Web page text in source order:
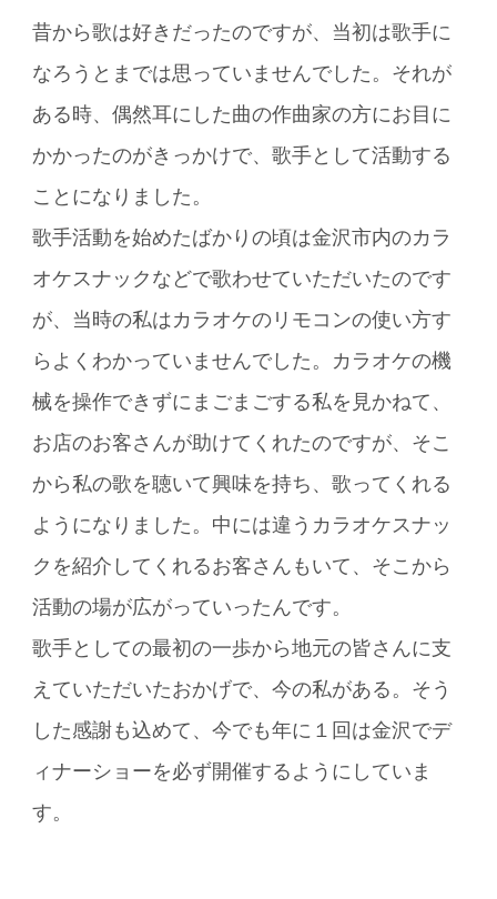
昔から歌は好きだったのですが、当初は歌手に
なろうとまでは思っていませんでした。それが
ある時、偶然耳にした曲の作曲家の方にお目に
かかったのがきっかけで、歌手として活動する
ことになりました。
歌手活動を始めたばかりの頃は金沢市内のカラ
オケスナックなどで歌わせていただいたのです
が、当時の私はカラオケのリモコンの使い方す
らよくわかっていませんでした。カラオケの機
械を操作できずにまごまごする私を見かねて、
お店のお客さんが助けてくれたのですが、そこ
から私の歌を聴いて興味を持ち、歌ってくれる
ようになりました。中には違うカラオケスナッ
クを紹介してくれるお客さんもいて、そこから
活動の場が広がっていったんです。
歌手としての最初の一歩から地元の皆さんに支
えていただいたおかげで、今の私がある。そう
した感謝も込めて、今でも年に１回は金沢でデ
ィナーショーを必ず開催するようにしていま
す。